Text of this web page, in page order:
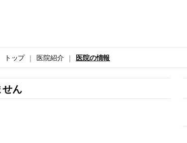
トップ 医院紹介 医院の情報
ん